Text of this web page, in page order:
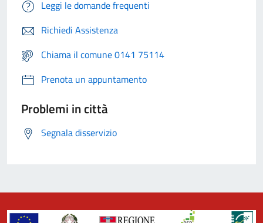
Leggi le domande frequenti
Richiedi Assistenza
Chiama il comune 0141 75114
Prenota un appuntamento
Problemi in città
Segnala disservizio